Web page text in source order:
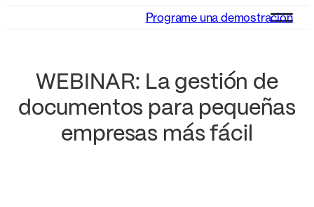
Programe una demostración
WEBINAR: La gestión de
documentos para pequeñas
empresas más fácil